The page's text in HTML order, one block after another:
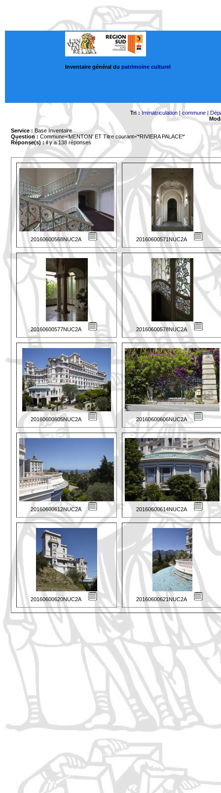
Inventaire général du patrimoine culturel
Tri : Immatriculation |commune |
Service : Base Inventaire
Question : Commune='MENTON' ET Titre courant='*RIVIERA PALACE*'
Réponse(s) :il y a 138 réponses
20160600568NUC2A 20160600571NUC2A
20160600577NUC2A 20160600578NUC2A
20160600605NUC2A 20160600606NUC2A
20160600612NUC2A 20160600614NUC2A
20160600620NUC2A 20160600621NUC2A